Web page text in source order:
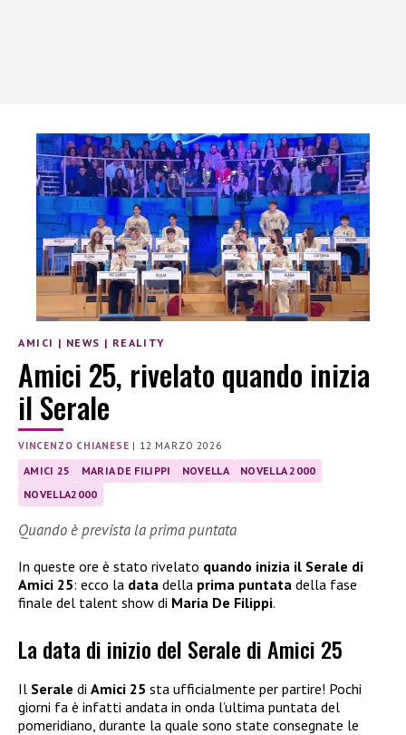
AMICI | NEWS | REALITY
Amici 25, rivelato quando inizia
il Serale
VINCENZO CHIANESE | 12 MARZO 2026
AMICI 25 MARIA DE FILIPPI NOVELLA
NOVELLA 2000
NOVELLA2000
Quando è prevista la prima puntata
In queste ore è stato rivelato quando inizia il Serale di
Amici 25: ecco la data della prima puntata della fase
finale del talent show di Maria De Filippi.
La data di inizio del Serale di Amici 25
Il Serale di Amici 25 sta ufficialmente per partire! Pochi
giorni fa è infatti andata in onda l’ultima puntata del
pomeridiano, durante la quale sono state consegnate le